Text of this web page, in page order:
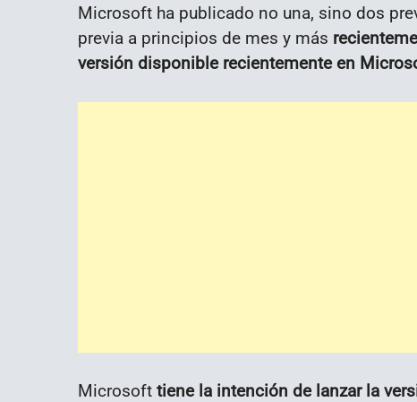
Microsoft ha publicado no una, sino dos
previa a principios de mes y más
versión disponible recientemente en
Microsoft tiene la intención de lanzar la